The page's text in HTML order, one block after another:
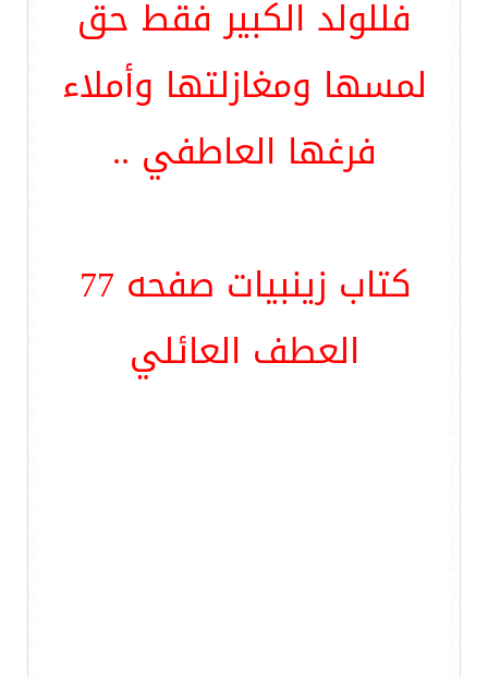
فللولد الكبير فقط حق
لمسها ومغازلتها وأملاء
فرغها العاطفي ..
كتاب زينبيات صفحه 77
العطف العائلي